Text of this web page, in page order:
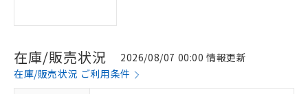
在庫/販売状況
2026/08/07 00:00 情報更新
在庫/販売状況 ご利用条件